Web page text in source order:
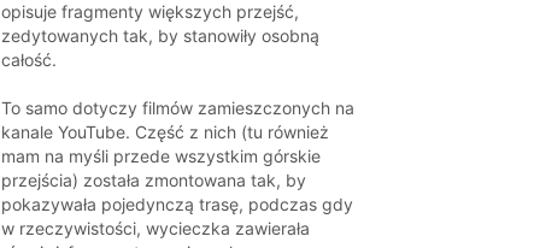
opisuje fragmenty większych przejść,
zedytowanych tak, by stanowiły osobną
całość.
To samo dotyczy filmów zamieszczonych na
kanale YouTube. Część z nich (tu również
mam na myśli przede wszystkim górskie
przejścia) została zmontowana tak, by
pokazywała pojedynczą trasę, podczas gdy
w rzeczywistości, wycieczka zawierała